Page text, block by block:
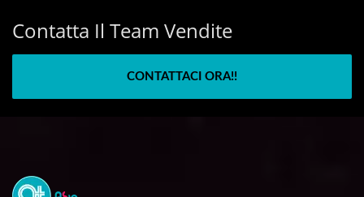
Contatta Il Team Vendite
CONTATTACI ORA!!